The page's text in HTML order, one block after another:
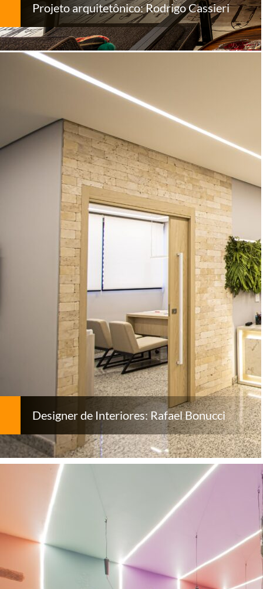
Projeto arquitetônico: Rodrigo Cassieri
Designer de Interiores: Rafael Bonucci